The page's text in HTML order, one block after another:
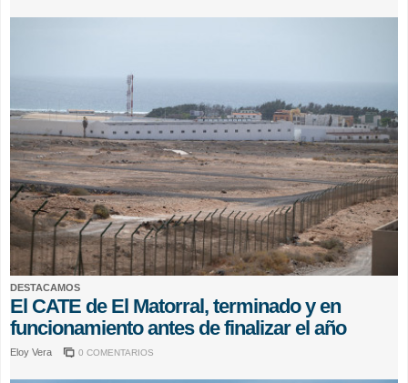
DESTACAMOS
El CATE de El Matorral, terminado y en
funcionamiento antes de finalizar el año
Eloy Vera 0 COMENTARIOS